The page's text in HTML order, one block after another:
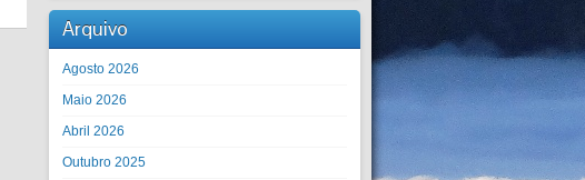
Arquivo
Agosto 2026
Maio 2026
Abril 2026
Outubro 2025